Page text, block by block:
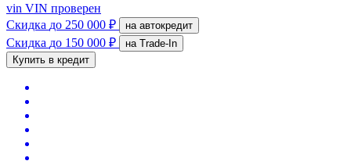
vin VIN проверен
Скидка до 250 000 ₽ на автокредит
Скидка до 150 000 ₽
на Trade-In
Купить в кредит